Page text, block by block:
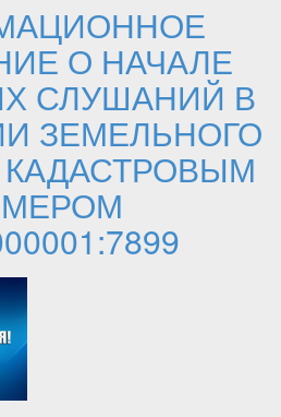
ЗЕМЕЛЬНОГО УЧАСТКА С
НОМЕРОМ
О НАЧАЛЕ
СЛУШАНИЙ В
ЗЕМЕЛЬНОГО
КАДАСТРОВЫМ